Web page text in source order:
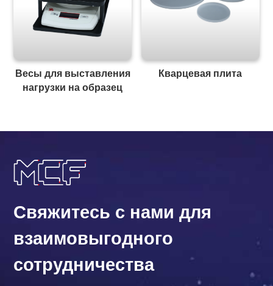
Весы для выставления
нагрузки на образец
Кварцевая плита
Свяжитесь с нами для
взаимовыгодного
сотрудничества